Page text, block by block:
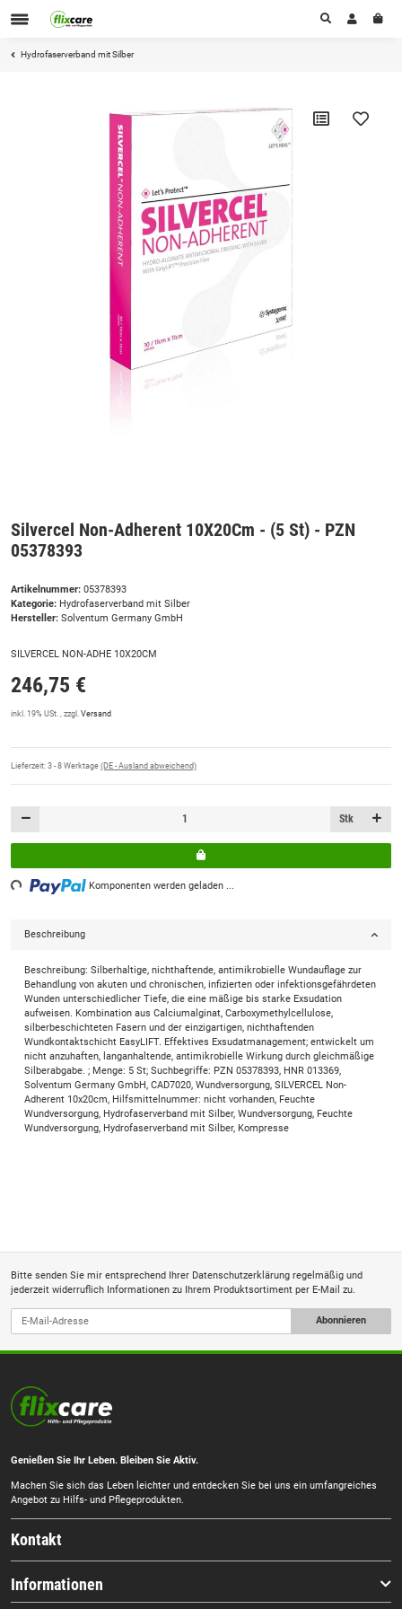
Hydrofaserverband mit Silber
Silvercel Non-Adherent 10X20Cm - (5 St) - PZN
05378393
Artikelnummer: 05378393
Kategorie: Hydrofaserverband mit Silber
Hersteller: Solventum Germany GmbH
SILVERCEL NON-ADHE 10X20CM
246,75 €
inkl. 19% USt. , zzgl. Versand
Lieferzeit: 3 - 8 Werktage (DE - Ausland abweichend)
Stk
Komponenten werden geladen ...
Beschreibung
Beschreibung: Silberhaltige, nichthaftende, antimikrobielle Wundauflage zur
Behandlung von akuten und chronischen, infizierten oder infektionsgefährdeten
Wunden unterschiedlicher Tiefe, die eine mäßige bis starke Exsudation
aufweisen. Kombination aus Calciumalginat, Carboxymethylcellulose,
silberbeschichteten Fasern und der einzigartigen, nichthaftenden
Wundkontaktschicht EasyLIFT. Effektives Exsudatmanagement; entwickelt um
nicht anzuhaften, langanhaltende, antimikrobielle Wirkung durch gleichmäßige
Silberabgabe. ; Menge: 5 St; Suchbegriffe: PZN 05378393, HNR 013369,
Solventum Germany GmbH, CAD7020, Wundversorgung, SILVERCEL Non-
Adherent 10x20cm, Hilfsmittelnummer: nicht vorhanden, Feuchte
Wundversorgung, Hydrofaserverband mit Silber, Wundversorgung, Feuchte
Wundversorgung, Hydrofaserverband mit Silber, Kompresse
Bitte senden Sie mir entsprechend Ihrer Datenschutzerklärung regelmäßig und
jederzeit widerruflich Informationen zu Ihrem Produktsortiment per E-Mail zu.
Abonnieren
Genießen Sie Ihr Leben. Bleiben Sie Aktiv.
Machen Sie sich das Leben leichter und entdecken Sie bei uns ein umfangreiches
Angebot zu Hilfs- und Pflegeprodukten.
Kontakt
Informationen